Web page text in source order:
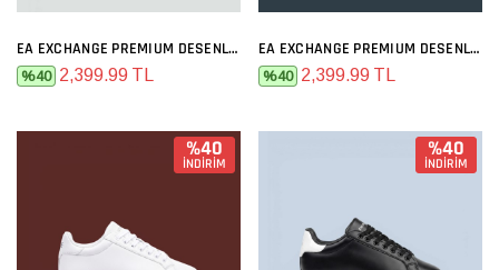
EA EXCHANGE PREMIUM DESENLI SIYAH BEYAZ
%40 2,399.99 TL
EA EXCHANGE PREMIUM DESENLI FULL BEYAZ
%40 2,399.99 TL
%40
İNDİRİM
%40
İNDİRİM